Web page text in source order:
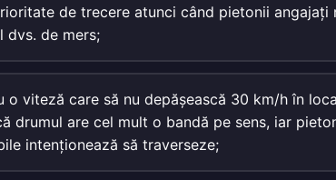
de trecere atunci când pietonii angajaţi
dvs. de mers;
o viteză care să nu depăşească 30 km/h în
drumul are cel mult o bandă pe sens, iar
intenţionează să traverseze;